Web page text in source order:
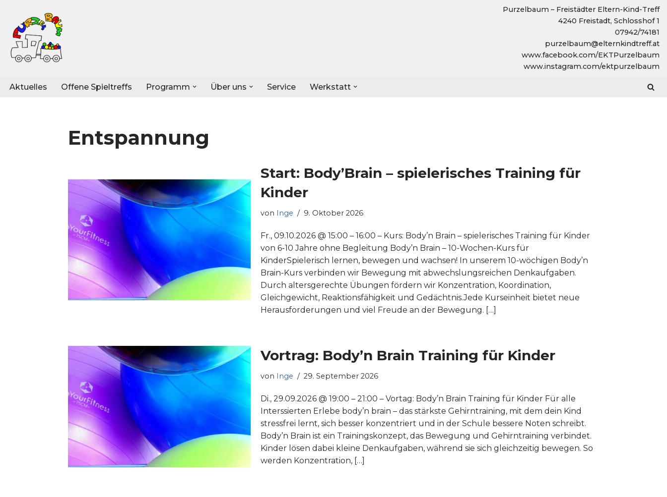
Zum
Inhalt
springen
Purzelbaum – Freistädter Eltern-Kind-Treff
4240 Freistadt, Schlosshof 1
07942/74181
purzelbaum@elternkindtreff.at
www.facebook.com/EKTPurzelbaum
www.instagram.com/ektpurzelbaum
Aktuelles Offene Spieltreffs Programm Über uns Service Werkstatt
Entspannung
Start: Body’Brain – spielerisches Training für
Kinder
von Inge 9. Oktober 2026
Fr., 09.10.2026 @ 15:00 – 16:00 – Kurs: Body’n Brain – spielerisches Training für Kinder
von 6-10 Jahre ohne Begleitung Body’n Brain – 10-Wochen-Kurs für
KinderSpielerisch lernen, bewegen und wachsen! In unserem 10-wöchigen Body’n
Brain-Kurs verbinden wir Bewegung mit abwechslungsreichen Denkaufgaben.
Durch altersgerechte Übungen fördern wir Konzentration, Koordination,
Gleichgewicht, Reaktionsfähigkeit und Gedächtnis.Jede Kurseinheit bietet neue
Herausforderungen und viel Freude an der Bewegung. […]
Vortrag: Body’n Brain Training für Kinder
von Inge 29. September 2026
Di., 29.09.2026 @ 19:00 – 21:00 – Vortag: Body’n Brain Training für Kinder Für alle
Interssierten Erlebe body’n brain – das stärkste Gehirntraining, mit dem dein Kind
stressfrei lernt, sich besser konzentriert und in der Schule bessere Noten schreibt.
Body’n Brain ist ein Trainingskonzept, das Bewegung und Gehirntraining verbindet.
Kinder lösen dabei kleine Denkaufgaben, während sie sich gleichzeitig bewegen. So
werden Konzentration, […]